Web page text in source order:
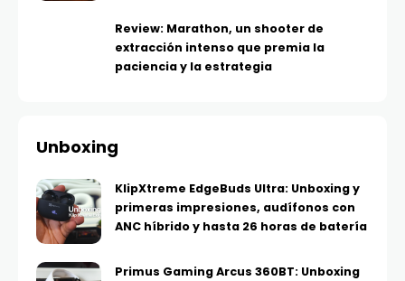
Review: Marathon, un shooter de
extracción intenso que premia la
paciencia y la estrategia
Unboxing
KlipXtreme EdgeBuds Ultra: Unboxing y
primeras impresiones, audífonos con
ANC híbrido y hasta 26 horas de batería
Primus Gaming Arcus 360BT: Unboxing